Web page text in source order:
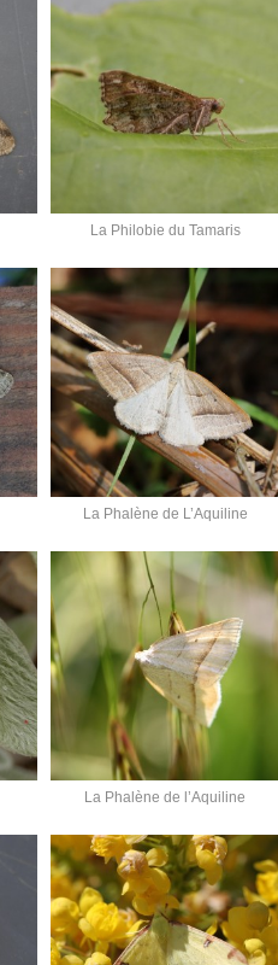
La Philobie du Tamaris
La Phalène de L’Aquiline
La Phalène de l’Aquiline